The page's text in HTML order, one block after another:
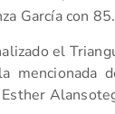
García con 85.
el
mencionada
Esther